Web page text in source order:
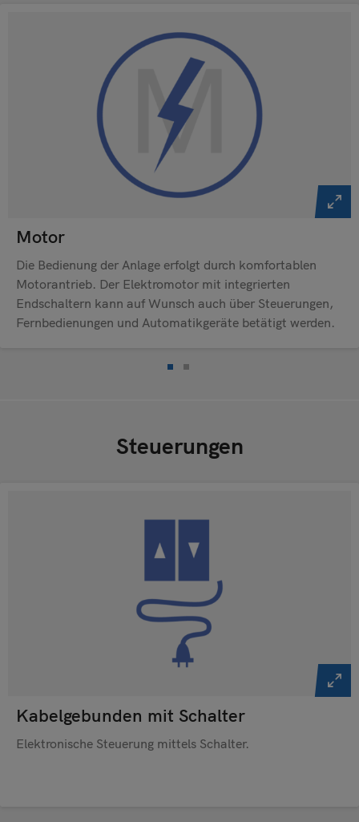
Motor
Die Bedienung der Anlage erfolgt durch komfortablen
Motorantrieb. Der Elektromotor mit integrierten
Endschaltern kann auf Wunsch auch über Steuerungen,
Fernbedienungen und Automatikgeräte betätigt werden.
Steuerungen
Kabelgebunden mit Schalter
Elektronische Steuerung mittels Schalter.